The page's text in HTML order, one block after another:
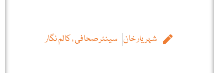
شہریار خان سینئر صحافی ، کالم نگار